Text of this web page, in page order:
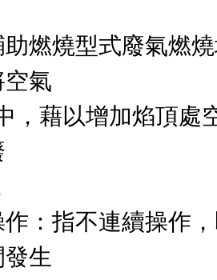
燃燒型式廢氣燃
氣
藉以增加焰頂處
：指不連續操作
生